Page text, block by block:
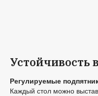
Устойчивость
Регулируемые
Каждый стол можно